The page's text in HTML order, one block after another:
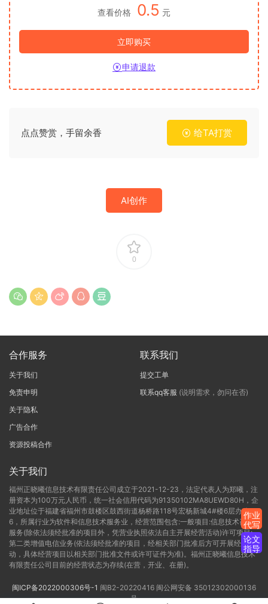
查看价格 0.5 元
立即购买
申请退款
点点赞赏，手留余香 给TA打赏
AI创作
0
合作服务
关于我们
免责申明
关于隐私
广告合作
资源投稿合作
联系我们
提交工单
联系qq客服 (说明需求，勿问在否)
关于我们
福州正晓曦信息技术有限责任公司成立于2021-12-23，法定代表人为郑曦，注
册资本为100万元人民币，统一社会信用代码为91350102MA8UEWD80H，企
业地址位于福建省福州市鼓楼区鼓西街道杨桥路118号宏杨新城4#楼6层办公C-
6，所属行业为软件和信息技术服务业，经营范围包含:一般项目:信息技术咨询
服务(除依法须经批准的项目外，凭营业执照依法自主开展经营活动)许可项目:
第二类增值电信业务(依法须经批准的项目，经相关部门批准后方可开展经营活
动，具体经营项目以相关部门批准文件或许可证件为准)。福州正晓曦信息技术
有限责任公司目前的经营状态为存续(在营，开业、在册)。
闽ICP备2022000306号-1 闽B2-20220416 闽公网安备 35012302000136
号
作业
代写
论文
指导